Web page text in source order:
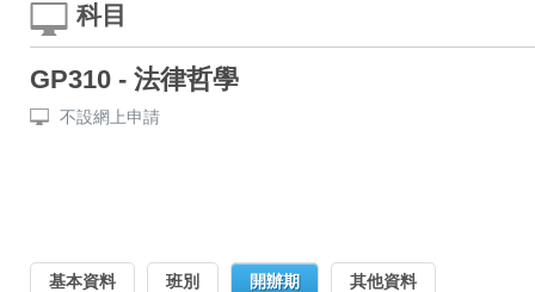
科目
GP310 - 法律哲學
不設網上申請
基本資料 班別 開辦期 其他資料